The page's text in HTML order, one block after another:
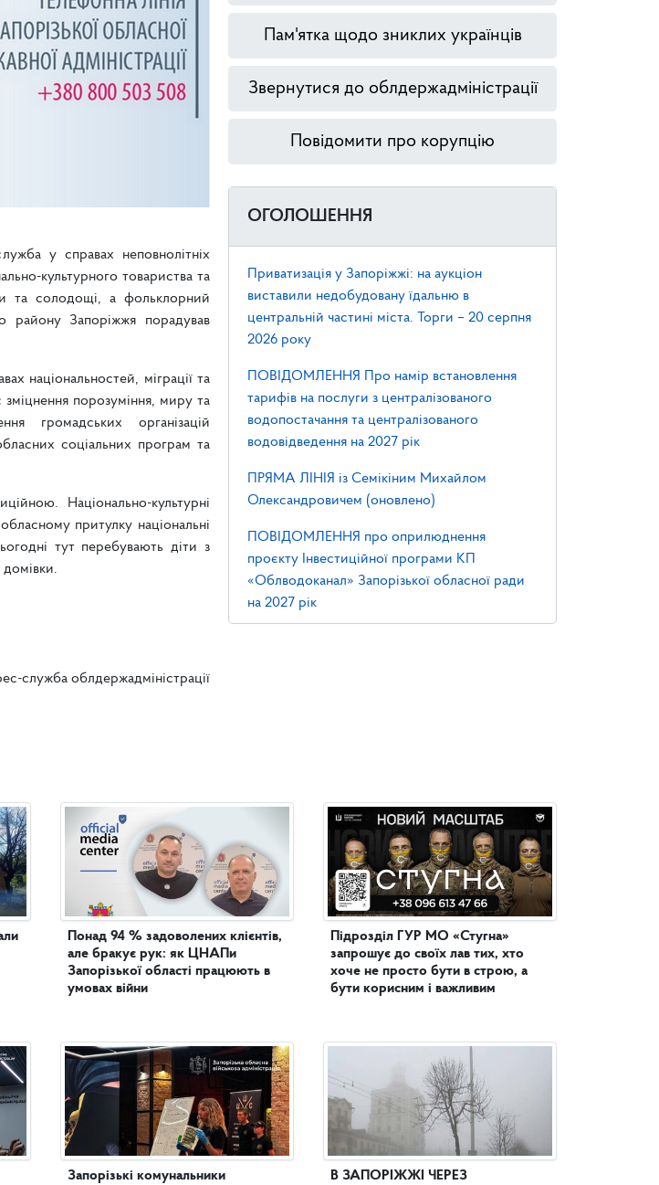
у справах неповнолітніх
культурного товариства та
та солодощі, а фольклорний
району Запоріжжя порадував
національностей, міграції та
зміцнення порозуміння, миру та
громадських організацій
соціальних програм та
Національно-культурні
притулку національні
тут перебувають діти з
домівки.
служба облдержадміністрації
Пам'ятка щодо зниклих українців
Звернутися до облдержадміністрації
Повідомити про корупцію
ОГОЛОШЕННЯ
Приватизація у Запоріжжі: на аукціон
виставили недобудовану їдальню в
центральній частині міста. Торги – 20 серпня
2026 року
ПОВІДОМЛЕННЯ Про намір встановлення
тарифів на послуги з централізованого
водопостачання та централізованого
водовідведення на 2027 рік
ПРЯМА ЛІНІЯ із Семікіним Михайлом
Олександровичем (оновлено)
ПОВІДОМЛЕННЯ про оприлюднення
проєкту Інвестиційної програми КП
«Облводоканал» Запорізької обласної ради
на 2027 рік
Понад 94 % задоволених клієнтів,
але бракує рук: як ЦНАПи
Запорізької області працюють в
умовах війни
Запорізькі комунальники
Підрозділ ГУР МО «Стугна»
запрошує до своїх лав тих, хто
хоче не просто бути в строю, а
бути корисним і важливим
В ЗАПОРІЖЖІ ЧЕРЕЗ